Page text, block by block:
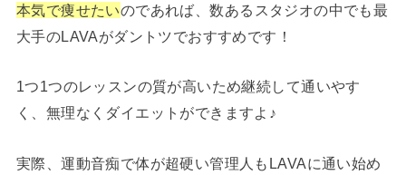
本気で痩せたいのであれば、数あるスタジオの中でも最
大手のLAVAがダントツでおすすめです！
1つ1つのレッスンの質が高いため継続して通いやす
く、無理なくダイエットができますよ♪
実際、運動音痴で体が超硬い管理人もLAVAに通い始め